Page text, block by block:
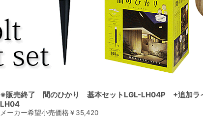
※販売終了 間のひかり 基本セットLGL-LH04P +追加ラ
LH04
メーカー希望小売価格￥ 35,420